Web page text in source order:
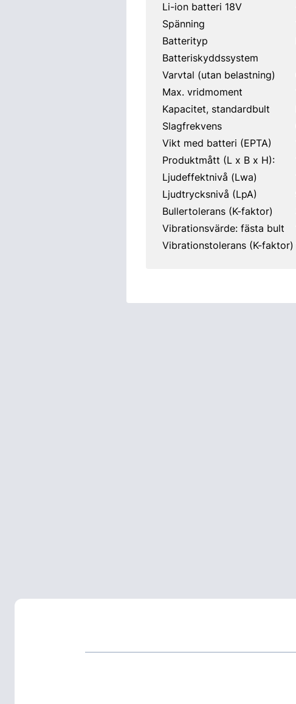
Li-ion batteri 18V
Spänning
Batterityp
Batteriskyddssystem
Varvtal (utan belastning)
Max. vridmoment
Kapacitet, standardbult
Slagfrekvens
Vikt med batteri (EPTA)
Produktmått (L x B x H):
Ljudeffektnivå (Lwa)
Ljudtrycksnivå (LpA)
Bullertolerans (K-faktor)
Vibrationsvärde: fästa bult
Vibrationstolerans (K-faktor)